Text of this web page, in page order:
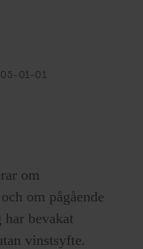
01-01
om
om pågående
bevakat
vinstsyfte.